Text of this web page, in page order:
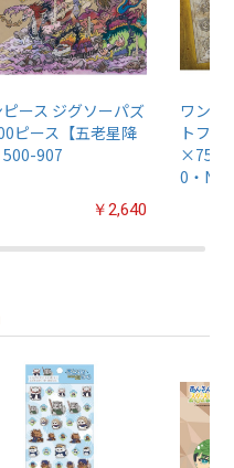
ピース ジグソーパズ
ピース【五老星降
907
￥2,640
ワンピ
トフレ
0・